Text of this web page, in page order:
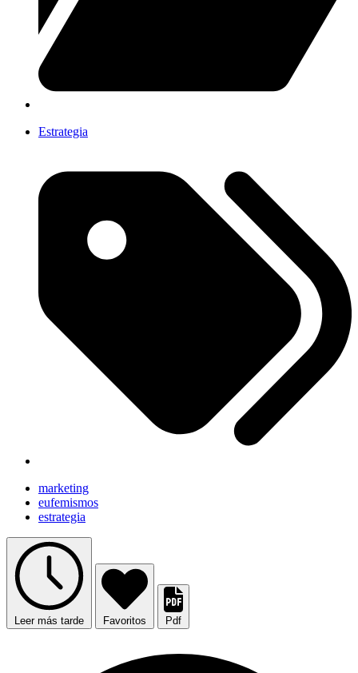
Estrategia
marketing
eufemismos
estrategia
Leer más tarde Favoritos Pdf